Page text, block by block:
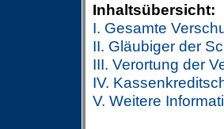
Inhaltsübersicht:
I. Gesamte
II. Gläubiger der
III. Verortung der
IV.
V. Weitere